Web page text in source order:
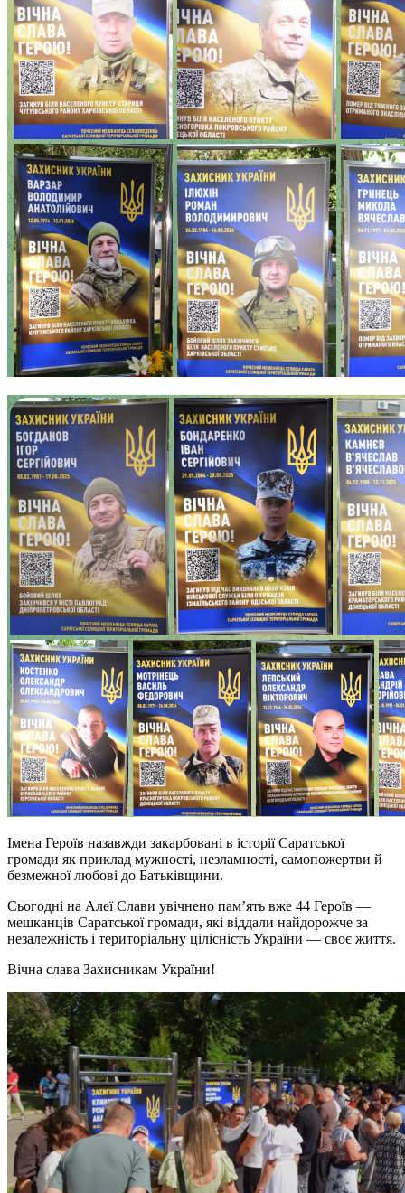
Імена Героїв назавжди закарбовані в історії Саратської
громади як приклад мужності, незламності, самопожертви й
безмежної любові до Батьківщини.
Сьогодні на Алеї Слави увічнено пам’ять вже 44 Героїв —
мешканців Саратської громади, які віддали найдорожче за
незалежність і територіальну цілісність України — своє життя.
Вічна слава Захисникам України!